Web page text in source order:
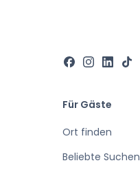
Für Gäste
Ort finden
Beliebte Suchen